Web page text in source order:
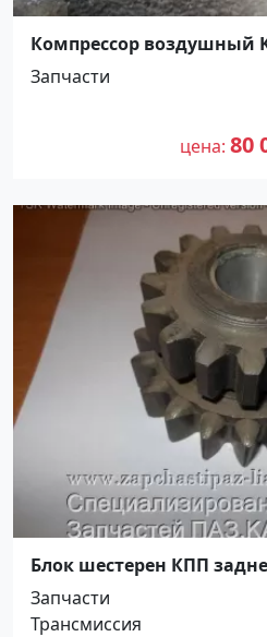
Компрессор воздушный
F17E Краснодар
Запчасти
цена 80
Блок шестерен КПП
Краснодар
Запчасти
Трансмиссия